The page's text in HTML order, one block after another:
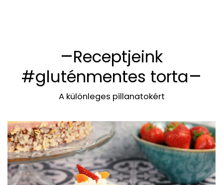
Receptjeink
#gluténmentes torta
A különleges pillanatokért